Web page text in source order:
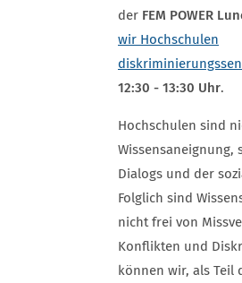
der FEM POWER
wir Hochschulen
12:30 - 13:30 Uhr.
Hochschulen sind
Wissensaneignung,
Dialogs und der
Folglich sind
nicht frei von
Konflikten und
können wir, als Teil